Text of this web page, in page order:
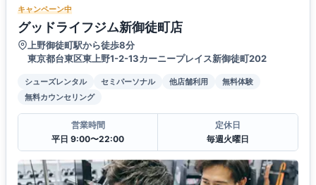
キャンペーン中
グッドライフジム新御徒町店
上野御徒町駅から徒歩8分
東京都台東区東上野1-2-13カーニープレイス新御徒町202
シューズレンタル セミパーソナル 他店舗利用
無料体験
無料カウンセリング
営業時間
平日 9:00〜22:00
定休日
毎週火曜日